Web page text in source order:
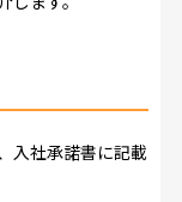
入社承諾書に記載